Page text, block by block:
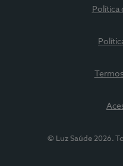
Política
© Luz Saúde 2026.